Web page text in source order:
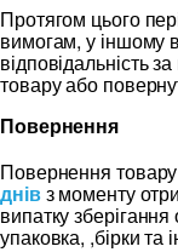
Протягом цього
вимогам, у іншому
відповідальність
товару або
Повернення
Повернення
днівз моменту
випатку
упаковка, ,бірки та